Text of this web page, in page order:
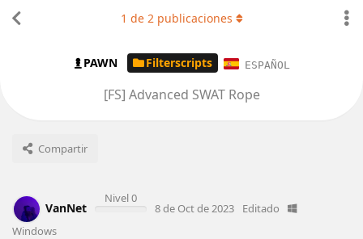
PAWN Filterscripts ESPAÑOL
[FS] Advanced SWAT Rope
Compartir
1 de 2publicaciones
VanNet
Nivel 0
8 de Oct de 2023
Editado
Windows